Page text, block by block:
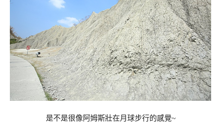
是不是很像阿姆斯壯在月球步行的感覺~